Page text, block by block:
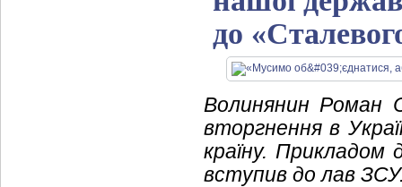
до
Волинянин Роман
вторгнення в
країну. Прикладом
вступив до лав